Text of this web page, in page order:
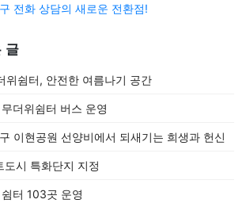
전화 상담의 새로운 전환점!
글
위쉼터, 안전한 여름나기 공간
더위쉼터 버스 운영
이현공원 선양비에서 되새기는 희생과 헌신
시 특화단지 지정
터 103곳 운영